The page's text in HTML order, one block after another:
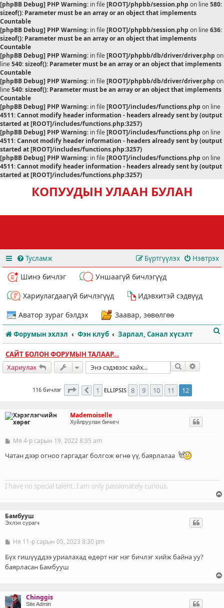
[phpBB Debug] PHP Warning: in file[ROOT]/phpbb/session.php on line580:
sizeof(): Parameter must be an array or an object that implements
Countable
[phpBB Debug] PHP Warning: in file[ROOT]/phpbb/session.php on line636:
sizeof(): Parameter must be an array or an object that implements
Countable
[phpBB Debug] PHP Warning: in file[ROOT]/phpbb/db/driver/driver.php on
line540:sizeof(): Parameter must be an array or an object that implements
Countable
[phpBB Debug] PHP Warning: in file[ROOT]/phpbb/db/driver/driver.php on
line540:sizeof(): Parameter must be an array or an object that implements
Countable
[phpBB Debug] PHP Warning: in file[ROOT]/includes/functions.php on line
4511:Cannot modify header information - headers already sent by (output
started at [ROOT]/includes/functions.php:3257)
[phpBB Debug] PHP Warning: in file[ROOT]/includes/functions.php on line
4511:Cannot modify header information - headers already sent by (output
started at [ROOT]/includes/functions.php:3257)
[phpBB Debug] PHP Warning: in file[ROOT]/includes/functions.php on line
4511:Cannot modify header information - headers already sent by (output
started at [ROOT]/includes/functions.php:3257)
КОПУУДЫН УЛААН БУЛАН
Тусламж Нэвтрэх
Бүртгүүлэх
Шинэ бичлэг
Уншаагүй бичлэгүүд
Хариулагдаагүй бичлэгүүд
Идэвхитэй сэдвүүд
Аватор зураг бэлдэх
Заавар, зөвөлгөө
Форумын эхлэл Фэн клуб Зарлал, Санал хүсэлт
САЙТ БОЛОН ФОРУМЫН ТАЛААР...
Хариулах
Хайлт
116 бичлэг 12 хуудасны12дахь нь
Өмнөх
1 ELLIPSIS 8 9 10 11 12
Mademoiselle
Хуйлруулан бичигч
Б
ч
Мя 4-р сарын 19, 2022 8:35 am
Чатан дээр огноо гаргадаг болгож өгнө үү, баярлалаа
I have no special talent. I am only passionately curious.
Бамбууш
Эхлэн сурагч
Б
ч
л
э
Ня 11-р сарын 05, 2023 8:30 pm
Бүх гишүүддээ уриалахад өдөрт нэг нэг бичлэг хийж байна уу?
баярласан Бамбууш
Chinggis
Site Admin